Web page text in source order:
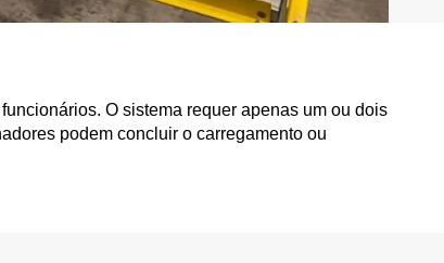
O sistema requer apenas um ou dois
podem concluir o carregamento ou